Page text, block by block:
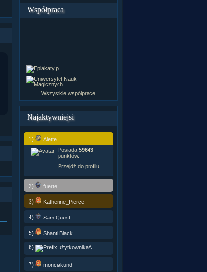
Współpraca
Wszystkie współprace
Najaktywniejsi
1)
Alette
Posiada 59643
punktów.
Przejdź do profilu
2) fuerte
3) Katherine_Pierce
4) Sam Quest
5) Shanti Black
6) A.
7) monciakund